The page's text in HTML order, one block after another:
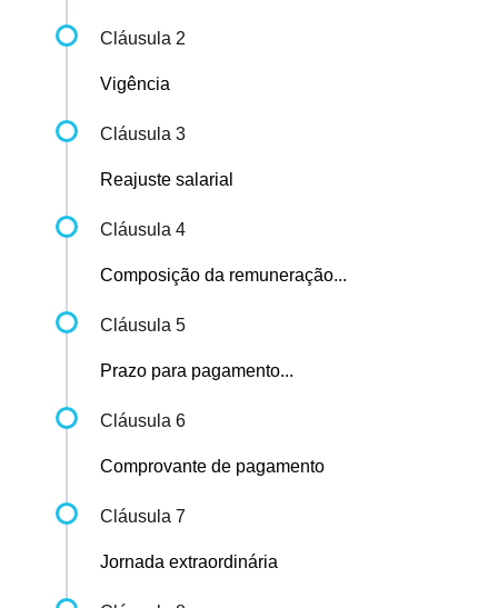
Cláusula 2
Vigência
Cláusula 3
Reajuste salarial
Cláusula 4
Composição da remuneração...
Cláusula 5
Prazo para pagamento...
Cláusula 6
Comprovante de pagamento
Cláusula 7
Jornada extraordinária